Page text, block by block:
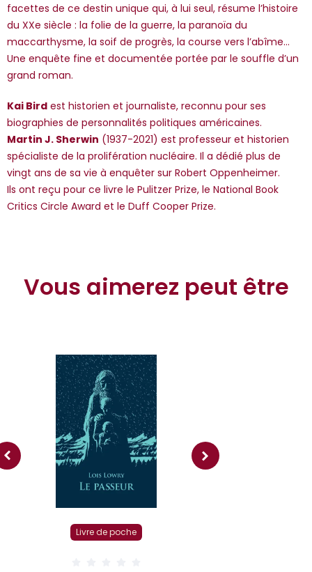
facettes de ce destin unique qui, à lui seul, résume l’histoire
du XXe siècle : la folie de la guerre, la paranoïa du
maccarthysme, la soif de progrès, la course vers l’abîme...
Une enquête fine et documentée portée par le souffle d’un
grand roman.
Kai Bird est historien et journaliste, reconnu pour ses
biographies de personnalités politiques américaines.
Martin J. Sherwin (1937-2021) est professeur et historien
spécialiste de la prolifération nucléaire. Il a dédié plus de
vingt ans de sa vie à enquêter sur Robert Oppenheimer.
Ils ont reçu pour ce livre le Pulitzer Prize, le National Book
Critics Circle Award et le Duff Cooper Prize.
Vous aimerez peut être
Livre de poche